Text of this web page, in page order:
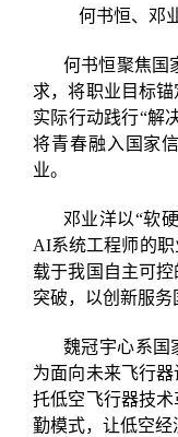
何书恒、邓
何书恒聚焦国
求，将职业目标
实际行动践行“解
将青春融入国家
业。
邓业洋以“软
AI系统工程师的
载于我国自主可
突破，以创新服务
魏冠宇心系国
为面向未来飞行
托低空飞行器技
勤模式，让低空经